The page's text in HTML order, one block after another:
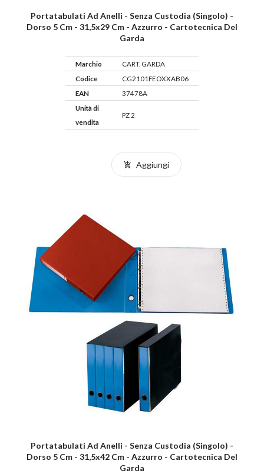
Portatabulati Ad Anelli - Senza Custodia (singolo) -
Dorso 5 Cm - 31,5x29 Cm - Azzurro - Cartotecnica Del
Garda
Marchio
CART. GARDA
Codice
CG2101FEOXXAB06
EAN
37478A
Unità di
vendita
PZ 2
Aggiungi
Portatabulati Ad Anelli - Senza Custodia (singolo) -
Dorso 5 Cm - 31,5x42 Cm - Azzurro - Cartotecnica Del
Garda